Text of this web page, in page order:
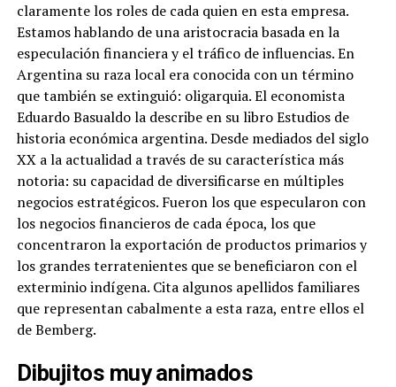
claramente los roles de cada quien en esta empresa.
Estamos hablando de una aristocracia basada en la
especulación financiera y el tráfico de influencias. En
Argentina su raza local era conocida con un término
que también se extinguió: oligarquia. El economista
Eduardo Basualdo la describe en su libro Estudios de
historia económica argentina. Desde mediados del siglo
XX a la actualidad a través de su característica más
notoria: su capacidad de diversificarse en múltiples
negocios estratégicos. Fueron los que especularon con
los negocios financieros de cada época, los que
concentraron la exportación de productos primarios y
los grandes terratenientes que se beneficiaron con el
exterminio indígena. Cita algunos apellidos familiares
que representan cabalmente a esta raza, entre ellos el
de Bemberg.
Dibujitos muy animados